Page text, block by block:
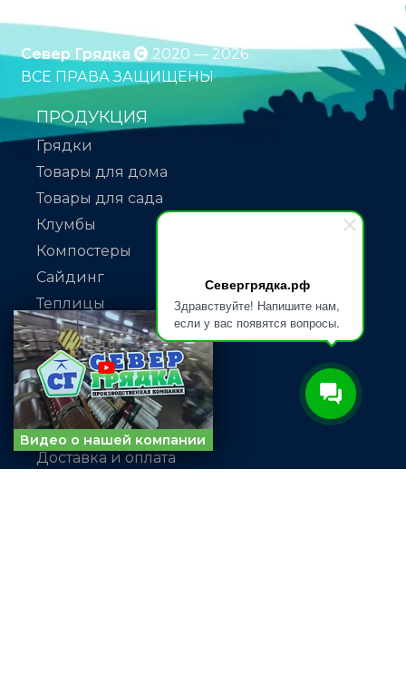
Севергрядка.рф
Здравствуйте! Напишите нам,
если у вас появятся вопросы.
Север Грядка
2020 — 2026
ВСЕ ПРАВА ЗАЩИЩЕНЫ
ПРОДУКЦИЯ
Грядки
Товары для дома
Товары для сада
Клумбы
Компостеры
Сайдинг
Теплицы
Парники
Штакетник
ИНФОРМАЦИЯ
О компании
Доставка и оплата
Видео о нашей компании